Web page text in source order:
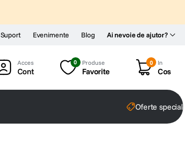
Ai nevoie de ajutor?
Suport Evenimente Blog
Cont
0 Produse
Favorite
0 In
Cos
Oferte